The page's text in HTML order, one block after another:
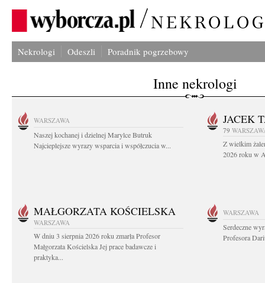
Nekrologi Odeszli Poradnik pogrzebowy
Inne nekrologi
WARSZAWA
Naszej kochanej i dzielnej Marylce Butruk
Najcieplejsze wyrazy wsparcia i współczucia w...
JACEK
79
Z wielkim
2026 roku w
MAŁGORZATA KOŚCIELSKA
WARSZAWA
W dniu 3 sierpnia 2026 roku zmarła Profesor
Małgorzata Kościelska Jej prace badawcze i
praktyka...
WARSZAWA
Serdeczne
Profesora